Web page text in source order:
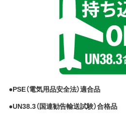
●PSE（電気用品安全法）適合品
●UN38.3（国連勧告輸送試験）合格品